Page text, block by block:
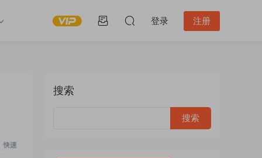
登录 注册
搜索